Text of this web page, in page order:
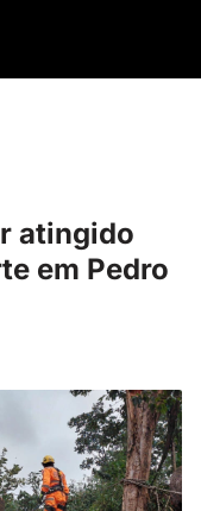
atingido
em Pedro